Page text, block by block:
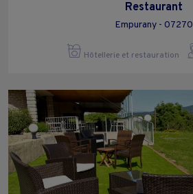
Restaurant
Empurany - 07270
Hôtellerie et restauration